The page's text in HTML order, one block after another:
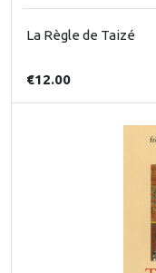
La Règle de Taizé
€12.00